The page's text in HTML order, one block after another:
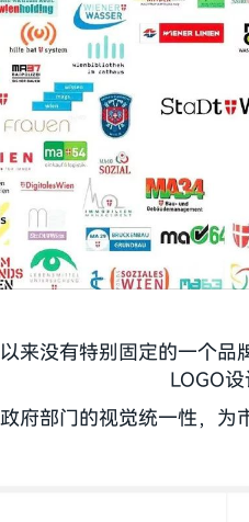
来没有特别固定的一个
LOGO设
府部门的视觉统一性，为